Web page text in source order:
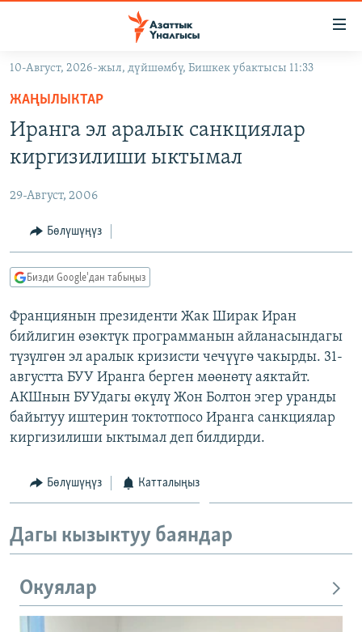
Навигацияга
өтүңүз
Издөөгө
салыңызКЫРГЫЗСТАН
ЭКОНОМИКА
МАДАНИЯТ
ДҮЙНӨ
БОРБОР АЗИЯ
УКРАИНА
АТАЙЫН ИЛИКТӨӨ
ТВ ПРОГРАММАЛАР
ЭКСПЕРТТЕР ТАЛДАЙТ
БИЗ ЖАНА ДҮЙНӨ
ЭЖЕ-СИҢДИЛЕР
ЫҢГАЙСЫЗ СУРООЛОР
ӨЗГӨЧӨ ПИКИР
Русский
ОНЛАЙН ШЕРИНЕ
ЭЕ/АРнун бардык сайттары
10-Август, 2026-жыл, дүйшөмбү, Бишкек убактысы 11:33
ЖАҢЫЛЫКТАР
Иранга эл аралык санкциялар
киргизилиши ыктымал
29-Август, 2006
Бөлүшүңүз
Бизди Google'дан табыңыз
Франциянын президенти Жак Ширак Иран
бийлигин өзөктүк программанын айланасындагы
түзүлгөн эл аралык кризисти чечүүгө чакырды. 31-
августта БУУ Иранга берген мөөнөтү аяктайт.
АКШнын БУУдагы өкүлү Жон Болтон эгер уранды
байытуу иштерин токтотпосо Иранга санкциялар
киргизилиши ыктымал деп билдирди.
Бөлүшүңүз Катталыңыз
Дагы кызыктуу баяндар
Окуялар